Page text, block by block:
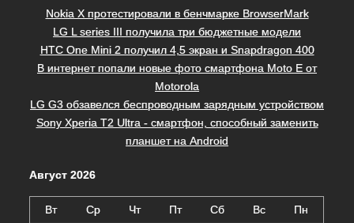
Nokia X протестировали в бенчмарке BrowserMark
LG L series III получила три бюджетные модели
HTC One Mini 2 получил 4,5 экран и Snapdragon 400
В интернет попали новые фото смартфона Moto E от
Motorola
LG G3 обзавелся беспроводным зарядным устройством
Sony Xperia T2 Ultra - смартфон, способный заменить
планшет на Android
Август 2026
Вт Ср Чт Пт Сб Вс Пн